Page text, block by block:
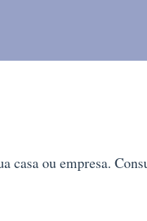
casa ou empresa.